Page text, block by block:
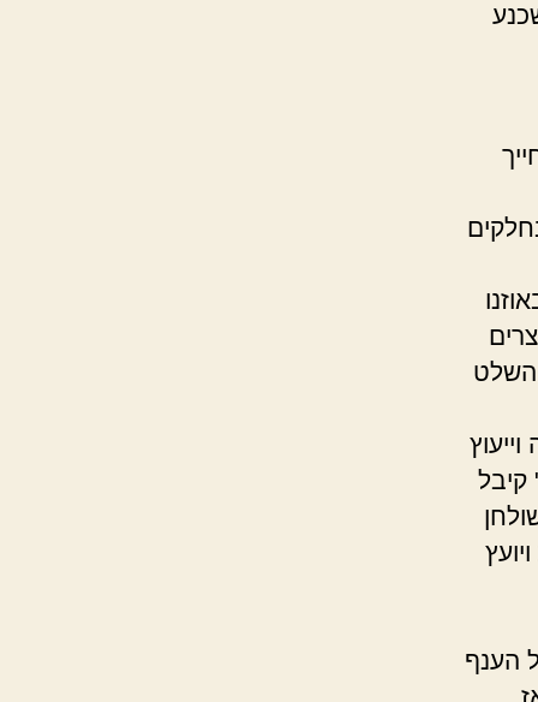
השלט
קיבל
הענף